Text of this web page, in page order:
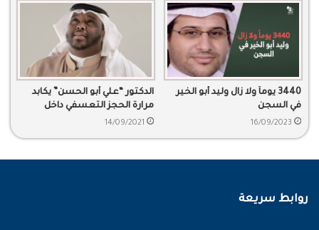
3440 يوماً ولا زال وليد أبو الخير
في السجن
16/09/2023
الدكتور “علي أبو الحسن” يكابد
مرارة الحجز التعسفي داخل
المعتقلات
14/09/2021
روابط سريعة